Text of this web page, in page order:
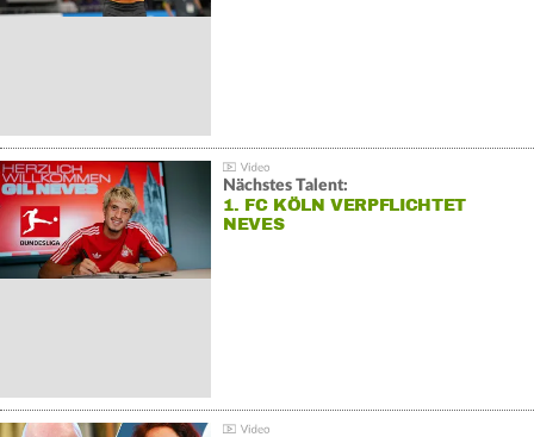
Nächstes Talent:
1. FC KÖLN VERPFLICHTET
NEVES